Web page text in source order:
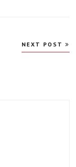
NEXT POST